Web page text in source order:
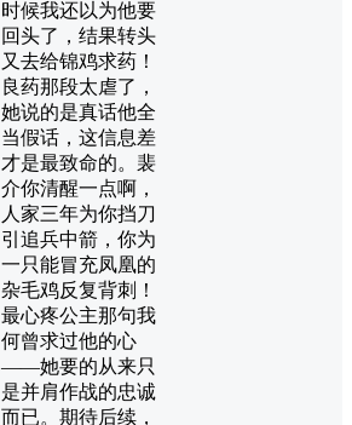
时候我还以为他要
回头了，结果转头
又去给锦鸡求药！
良药那段太虐了，
她说的是真话他全
当假话，这信息差
才是最致命的。裴
介你清醒一点啊，
人家三年为你挡刀
引追兵中箭，你为
一只能冒充凤凰的
杂毛鸡反复背刺！
最心疼公主那句我
何曾求过他的心
——她要的从来只
是并肩作战的忠诚
而已。期待后续，